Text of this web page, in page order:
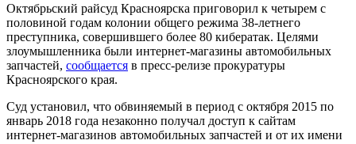
Октябрьский райсуд Красноярска приговорил к четырем с
половиной годам колонии общего режима 38-летнего
преступника, совершившего более 80 кибератак. Целями
злоумышленника были интернет-магазины автомобильных
запчастей, сообщается в пресс-релизе прокуратуры
Красноярского края.
Суд установил, что обвиняемый в период с октября 2015 по
январь 2018 года незаконно получал доступ к сайтам
интернет-магазинов автомобильных запчастей и от их имени